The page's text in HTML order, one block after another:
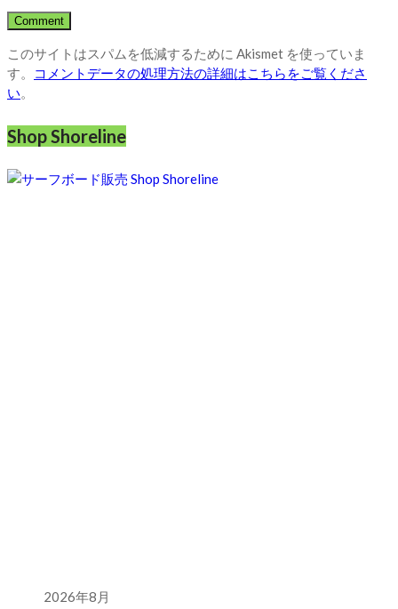
このサイトはスパムを低減するために Akismet を使っていま
す。
コメントデータの処理方法の詳細はこちらをご覧くださ
い。
Shop Shoreline
2026年8月